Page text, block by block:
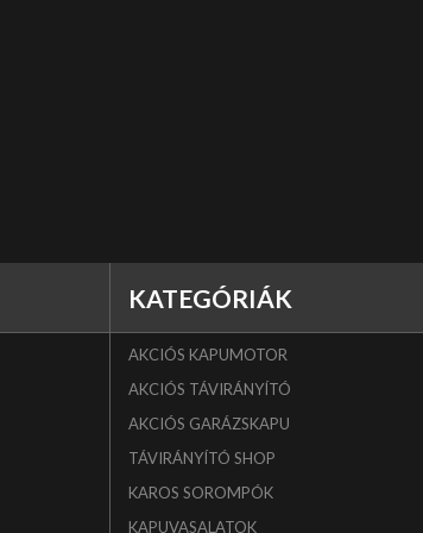
KATEGÓRIÁK
AKCIÓS KAPUMOTOR
AKCIÓS TÁVIRÁNYÍTÓ
AKCIÓS GARÁZSKAPU
TÁVIRÁNYÍTÓ SHOP
KAROS SOROMPÓK
KAPUVASALATOK